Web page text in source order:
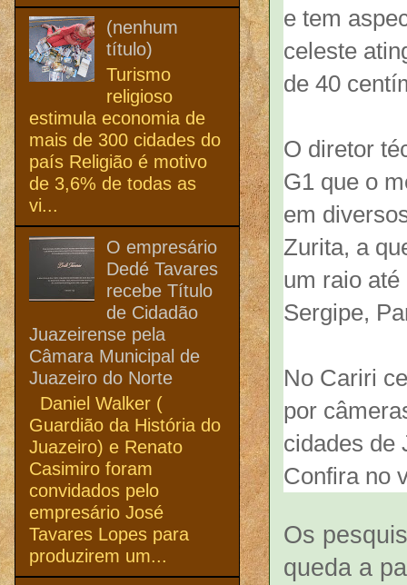
e tem
celeste
de 40
O diretor
G1 que o
em
Zurita, a
um raio
Sergipe,
No Cariri
por
cidades de
Confira no
Os
queda a
(nenhum
título)
Turismo
religioso
estimula economia de
mais de 300 cidades do
país Religião é motivo
de 3,6% de todas as
vi...
O empresário
Dedé Tavares
recebe Título
de Cidadão
Juazeirense pela
Câmara Municipal de
Juazeiro do Norte
Daniel Walker (
Guardião da História do
Juazeiro) e Renato
Casimiro foram
convidados pelo
empresário José
Tavares Lopes para
produzirem um...